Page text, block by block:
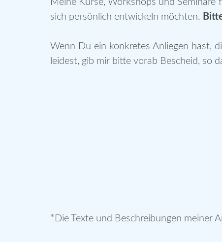
Meine Kurse, Workshops und Seminare
sich persönlich entwickeln möchten.
Wenn Du ein konkretes Anliegen hast,
leidest, gib mir bitte vorab Bescheid, so
*Die Texte und Beschreibungen meiner